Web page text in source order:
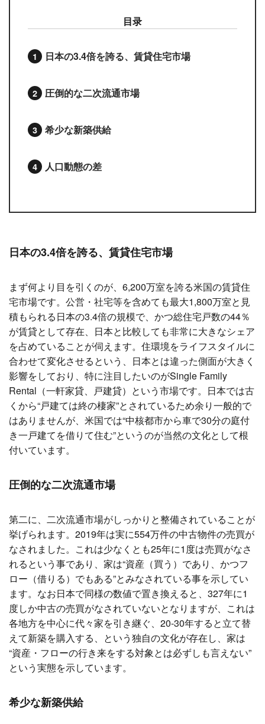
目录
日本の3.4倍を誇る、賃貸住宅市場
圧倒的な二次流通市場
希少な新築供給
人口動態の差
日本の3.4倍を誇る、賃貸住宅市場
まず何より目を引くのが、6,200万室を誇る米国の賃貸住
宅市場です。公営・社宅等を含めても最大1,800万室と見
積もられる日本の3.4倍の規模で、かつ総住宅戸数の44％
が賃貸として存在、日本と比較しても非常に大きなシェア
を占めていることが伺えます。住環境をライフスタイルに
合わせて変化させるという、日本とは違った側面が大きく
影響をしており、特に注目したいのがSingle Family
Rental（一軒家貸、戸建貸）という市場です。日本では古
くから“戸建ては終の棲家”とされているため余り一般的で
はありませんが、米国では“中核都市から車で30分の庭付
き一戸建てを借りて住む”というのが当然の文化として根
付いています。
圧倒的な二次流通市場
第二に、二次流通市場がしっかりと整備されていることが
挙げられます。2019年は実に554万件の中古物件の売買が
なされました。これは少なくとも25年に1度は売買がなさ
れるという事であり、家は“資産（買う）であり、かつフ
ロー（借りる）でもある”とみなされている事を示してい
ます。なお日本で同様の数値で置き換えると、327年に1
度しか中古の売買がなされていないとなりますが、これは
各地方を中心に代々家を引き継ぐ、20-30年すると立て替
えて新築を購入する、という独自の文化が存在し、家は
“資産・フローの行き来をする対象とは必ずしも言えない”
という実態を示しています。
希少な新築供給